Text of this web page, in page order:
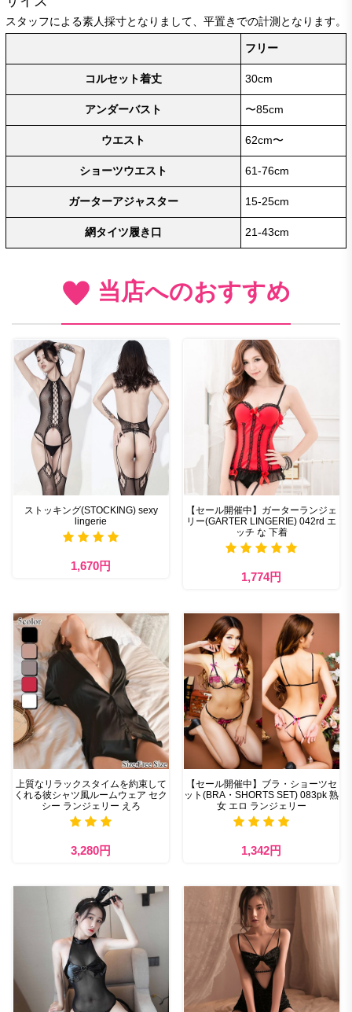
スタッフによる素人採寸となりまして、平置きでの計測となります。
フリー
コルセット着丈 30cm
アンダーバスト 〜85cm
ウエスト 62cm〜
ショーツウエスト 61-76cm
ガーターアジャスター 15-25cm
網タイツ履き口 21-43cm
当店へのおすすめ
ストッキング(STOCKING) sexy
lingerie
1,670円
【セール開催中】ガーターランジェ
リー(GARTER LINGERIE) 042rd エ
ッチ な 下着
1,774円
上質なリラックスタイムを約束して
くれる彼シャツ風ルームウェア セク
シー ランジェリー えろ
3,280円
【セール開催中】ブラ・ショーツセ
ット(BRA・SHORTS SET) 083pk 熟
女 エロ ランジェリー
1,342円